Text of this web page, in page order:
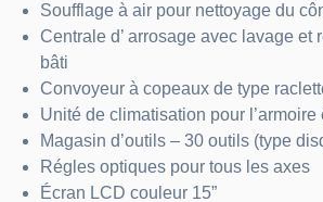
Soufflage à air pour nettoyage du
Centrale d’ arrosage avec lavage et
bâti
Convoyeur à copeaux de type
Unité de climatisation pour l’armoire
Magasin d’outils – 30 outils (type
Régles optiques pour tous les axes
Écran LCD couleur 15”